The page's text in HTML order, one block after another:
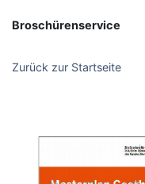
Broschürenservice
Zurück zur Startseite